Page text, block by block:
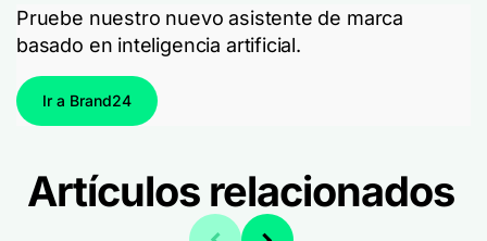
Pruebe nuestro nuevo asistente de marca
basado en inteligencia artificial.
Ir a Brand24
Artículos relacionados